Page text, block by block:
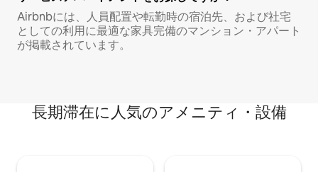
Airbnbには、人員配置や転勤時の宿泊先、および社宅
としての利用に最適な家具完備のマンション・アパート
が掲載されています。
長期滞在に人気のアメニティ・設備